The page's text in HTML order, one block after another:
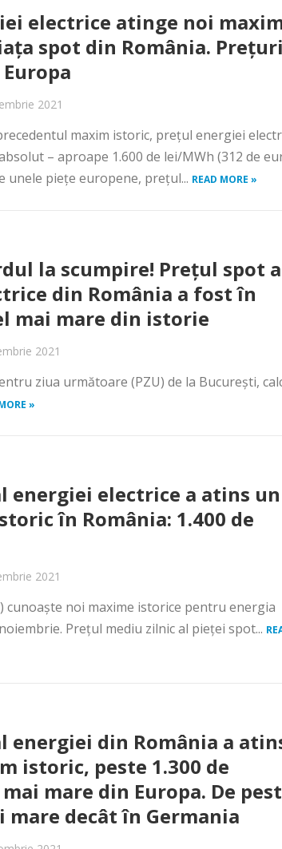
electrice atinge noi
spot din România. Prețuri
2021
maxim istoric, prețul energiei
– aproape 1.600 de lei/MWh (312 de
unele piețe europene, prețul... READ MORE »
la scumpire! Prețul spot
din România a fost în
mai mare din istorie
2021
ziua următoare (PZU) de la București,
»
energiei electrice a atins un
în România: 1.400 de
2021
noi maxime istorice pentru energia
Prețul mediu zilnic al pieței spot...
energiei din România a
istoric, peste 1.300 de
mare din Europa. De
decât în Germania